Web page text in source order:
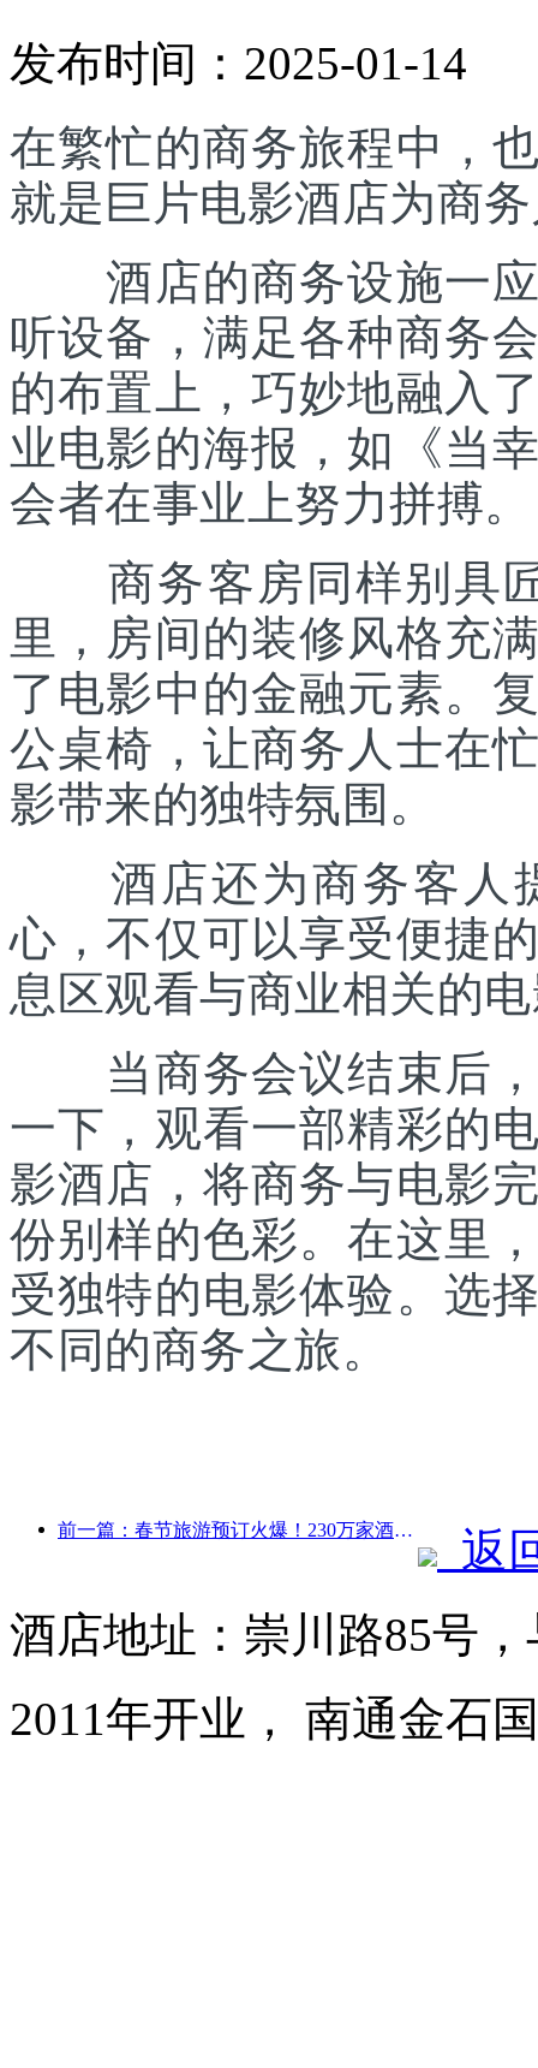
发布时间：2025-01-14
在繁忙的商务旅程中，
就是巨片电影酒店为商
酒店的商务设施一应
听设备，满足各种商务
的布置上，巧妙地融入
业电影的海报，如《当
会者在事业上努力拼搏。
商务客房同样别具匠
里，房间的装修风格充
了电影中的金融元素。
公桌椅，让商务人士在
影带来的独特氛围。
酒店还为商务客人
心，不仅可以享受便捷
息区观看与商业相关的
当商务会议结束后，
一下，观看一部精彩的
影酒店，将商务与电影
份别样的色彩。在这里
受独特的电影体验。选
不同的商务之旅。
前一篇：春节旅游预订火爆！230万家酒店企业或迎“开门红”
返
酒店地址：崇川路85号
2011年开业， 南通金